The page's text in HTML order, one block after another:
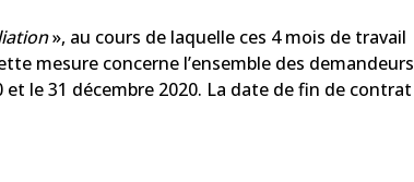
», au cours de laquelle ces 4 mois de travail
mesure concerne l’ensemble des demandeurs
et le 31 décembre 2020. La date de fin de contrat